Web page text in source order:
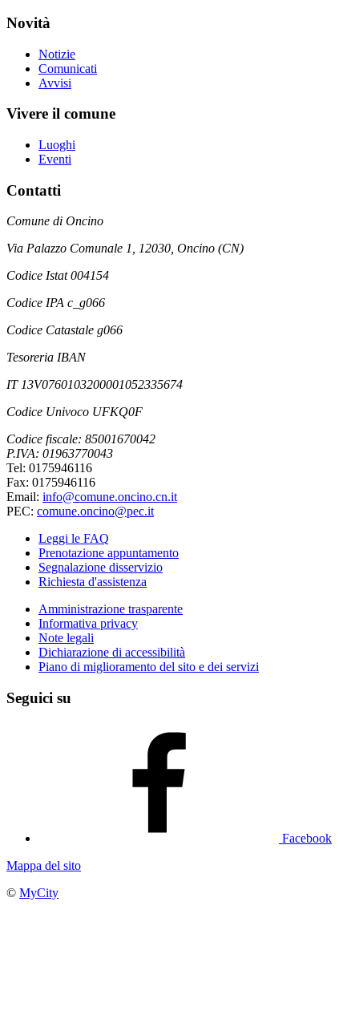
Novità
Notizie
Comunicati
Avvisi
Vivere il comune
Luoghi
Eventi
Contatti
Comune di Oncino
Via Palazzo Comunale 1, 12030, Oncino (CN)
Codice Istat 004154
Codice IPA c_g066
Codice Catastale g066
Tesoreria IBAN
IT 13V0760103200001052335674
Codice Univoco UFKQ0F
Codice fiscale: 85001670042
P.IVA: 01963770043
Tel: 0175946116
Fax: 0175946116
Email: info@comune.oncino.cn.it
PEC: comune.oncino@pec.it
Leggi le FAQ
Prenotazione appuntamento
Segnalazione disservizio
Richiesta d'assistenza
Amministrazione trasparente
Informativa privacy
Note legali
Dichiarazione di accessibilità
Piano di miglioramento del sito e dei servizi
Seguici su
Facebook
Mappa del sito
© MyCity